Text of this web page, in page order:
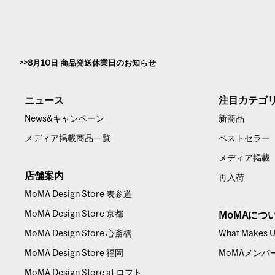
8月10日 商品発送休業日のお知らせ
ニュース
News&キャンペーン
メディア掲載商品一覧
店舗案内
MoMA Design Store 表参道
MoMA Design Store 京都
MoMA Design Store 心斎橋
MoMA Design Store 福岡
MoMA Design Store at ロフト
注目カテゴ
新商品
ベストセラー
メディア掲載
再入荷
MoMAにつ
What Makes
MoMAメンバ